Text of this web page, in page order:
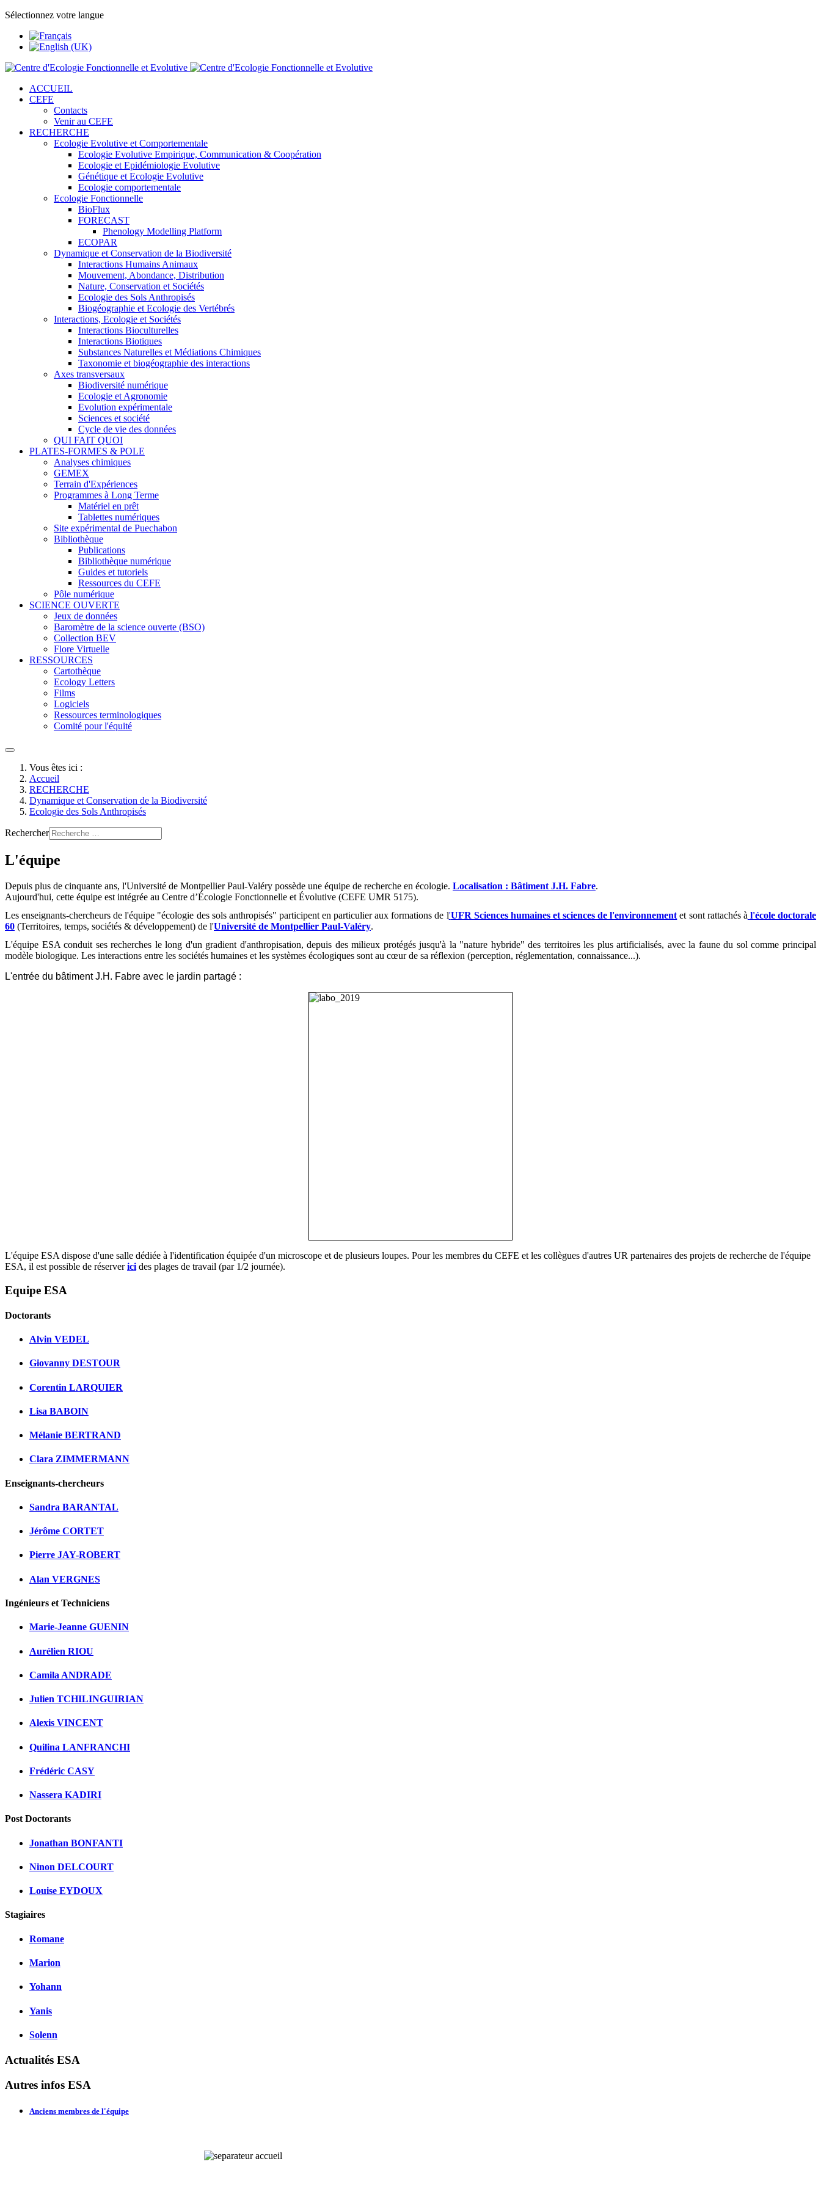
Sélectionnez votre langue
ACCUEIL
CEFE
Contacts
Venir au CEFE
RECHERCHE
Ecologie Evolutive et Comportementale
Ecologie Evolutive Empirique, Communication & Coopération
Ecologie et Epidémiologie Evolutive
Génétique et Ecologie Evolutive
Ecologie comportementale
Ecologie Fonctionnelle
BioFlux
FORECAST
Phenology Modelling Platform
ECOPAR
Dynamique et Conservation de la Biodiversité
Interactions Humains Animaux
Mouvement, Abondance, Distribution
Nature, Conservation et Sociétés
Ecologie des Sols Anthropisés
Biogéographie et Ecologie des Vertébrés
Interactions, Ecologie et Sociétés
Interactions Bioculturelles
Interactions Biotiques
Substances Naturelles et Médiations Chimiques
Taxonomie et biogéographie des interactions
Axes transversaux
Biodiversité numérique
Ecologie et Agronomie
Evolution expérimentale
Sciences et société
Cycle de vie des données
QUI FAIT QUOI
PLATES-FORMES & POLE
Analyses chimiques
GEMEX
Terrain d'Expériences
Programmes à Long Terme
Matériel en prêt
Tablettes numériques
Site expérimental de Puechabon
Bibliothèque
Publications
Bibliothèque numérique
Guides et tutoriels
Ressources du CEFE
Pôle numérique
SCIENCE OUVERTE
Jeux de données
Baromètre de la science ouverte (BSO)
Collection BEV
Flore Virtuelle
RESSOURCES
Cartothèque
Ecology Letters
Films
Logiciels
Ressources terminologiques
Comité pour l'équité
Vous êtes ici :
Accueil
RECHERCHE
Dynamique et Conservation de la Biodiversité
Ecologie des Sols Anthropisés
Rechercher
L'équipe
Depuis plus de cinquante ans, l'Université de Montpellier Paul-Valéry possède une équipe de recherche en écologie. Localisation : Bâtiment J.H. Fabre.
Aujourd'hui, cette équipe est intégrée au Centre d’Écologie Fonctionnelle et Évolutive (CEFE UMR 5175).
Les enseignants-chercheurs de l'équipe "écologie des sols anthropisés" participent en particulier aux formations de l'UFR Sciences humaines et sciences de l'environnement et sont rattachés à l'école doctorale
60 (Territoires, temps, sociétés & développement) de l'Université de Montpellier Paul-Valéry.
L'équipe ESA conduit ses recherches le long d'un gradient d'anthropisation, depuis des milieux protégés jusqu'à la "nature hybride" des territoires les plus artificialisés, avec la faune du sol comme principal
modèle biologique. Les interactions entre les sociétés humaines et les systèmes écologiques sont au cœur de sa réflexion (perception, réglementation, connaissance...).
L'entrée du bâtiment J.H. Fabre avec le jardin partagé :
L'équipe ESA dispose d'une salle dédiée à l'identification équipée d'un microscope et de plusieurs loupes. Pour les membres du CEFE et les collègues d'autres UR partenaires des projets de recherche de l'équipe
ESA, il est possible de réserverici des plages de travail (par 1/2 journée).
Equipe ESA
Doctorants
Alvin VEDEL
Giovanny DESTOUR
Corentin LARQUIER
Lisa BABOIN
Mélanie BERTRAND
Clara ZIMMERMANN
Enseignants-chercheurs
Sandra BARANTAL
Jérôme CORTET
Pierre JAY-ROBERT
Alan VERGNES
Ingénieurs et Techniciens
Marie-Jeanne GUENIN
Aurélien RIOU
Camila ANDRADE
Julien TCHILINGUIRIAN
Alexis VINCENT
Quilina LANFRANCHI
Frédéric CASY
Nassera KADIRI
Post Doctorants
Jonathan BONFANTI
Ninon DELCOURT
Louise EYDOUX
Stagiaires
Romane
Marion
Yohann
Yanis
Solenn
Actualités ESA
Autres infos ESA
Anciens membres de l'équipe